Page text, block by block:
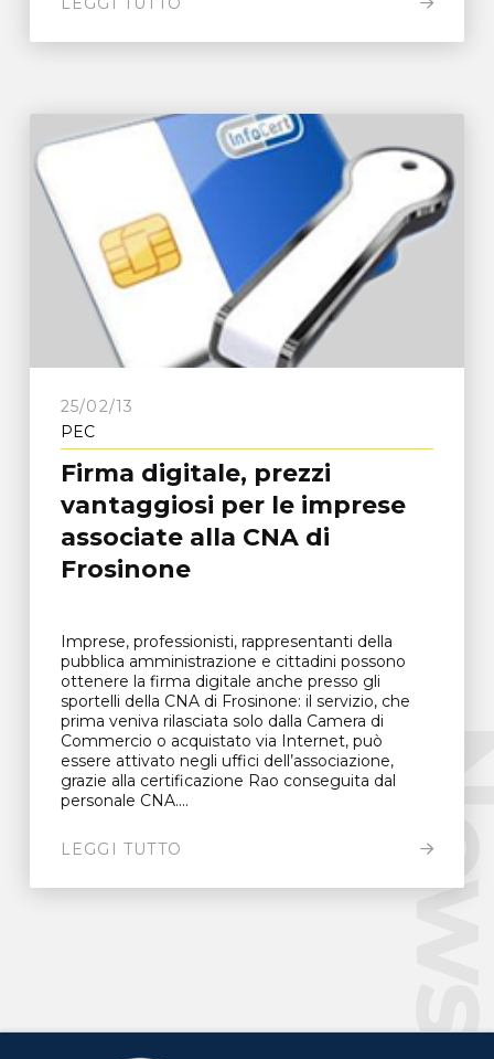
25/02/13
PEC
Firma digitale, prezzi
vantaggiosi per le imprese
associate alla CNA di
Frosinone
Imprese, professionisti, rappresentanti della
pubblica amministrazione e cittadini possono
ottenere la firma digitale anche presso gli
sportelli della CNA di Frosinone: il servizio, che
prima veniva rilasciata solo dalla Camera di
Commercio o acquistato via Internet, può
essere attivato negli uffici dell’associazione,
grazie alla certificazione Rao conseguita dal
personale CNA....
LEGGI TUTTO